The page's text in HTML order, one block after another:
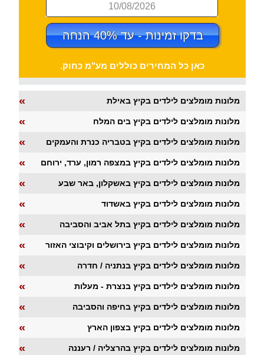
10/08/2026
בדקו זמינות - עד 40% הנחה
כאן כל המחירים כוללים מע"מ כחוק.
« מלונות מומלצים לילדים בקיץ באילת
« מלונות מומלצים לילדים בקיץ בים המלח
« מלונות מומלצים לילדים בקיץ בטבריה כנרת והעמקים
« מלונות מומלצים לילדים בקיץ במצפה רמון, ערד, ירוחם
« מלונות מומלצים לילדים בקיץ באשקלון, באר שבע
« מלונות מומלצים לילדים בקיץ באשדוד
« מלונות מומלצים לילדים בקיץ בתל אביב והסביבה
« מלונות מומלצים לילדים בקיץ בירושלים וקיבוצי האזור
« מלונות מומלצים לילדים בקיץ בנתניה / חדרה
« מלונות מומלצים לילדים בקיץ בנצרת - מעלות
« מלונות מומלצים לילדים בקיץ בחיפה והסביבה
« מלונות מומלצים לילדים בקיץ בצפון הארץ
« מלונות מומלצים לילדים בקיץ בהרצליה / רעננה